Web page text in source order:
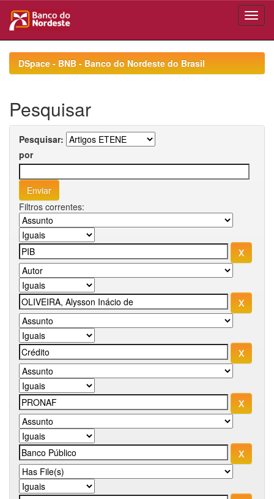
navigationDSpace - BNB - Banco do Nordeste do Brasil
Pesquisar
Pesquisar:
por
Filtros correntes: